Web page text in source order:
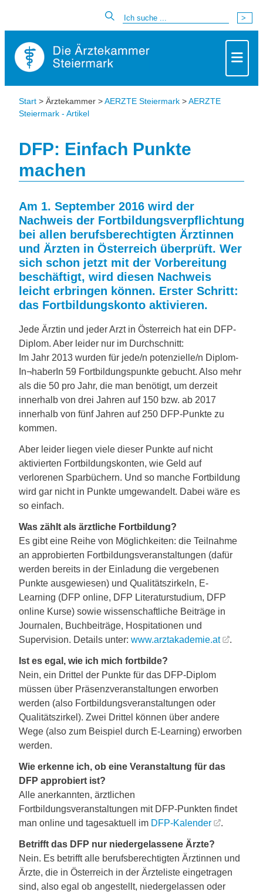
Start > Ärztekammer >AERZTE Steiermark >AERZTE
Steiermark - Artikel
DFP: Einfach Punkte
machen
Am 1. September 2016 wird der
Nachweis der Fortbildungsverpflichtung
bei allen berufsberechtigten Ärztinnen
und Ärzten in Österreich überprüft. Wer
sich schon jetzt mit der Vorbereitung
beschäftigt, wird diesen Nachweis
leicht erbringen können. Erster Schritt:
das Fortbildungskonto aktivieren.
Jede Ärztin und jeder Arzt in Österreich hat ein DFP-
Diplom. Aber leider nur im Durchschnitt:
Im Jahr 2013 wurden für jede/n potenzielle/n Diplom-
In¬haberIn 59 Fortbildungspunkte gebucht. Also mehr
als die 50 pro Jahr, die man benötigt, um derzeit
innerhalb von drei Jahren auf 150 bzw. ab 2017
innerhalb von fünf Jahren auf 250 DFP-Punkte zu
kommen.
Aber leider liegen viele dieser Punkte auf nicht
aktivierten Fortbildungskonten, wie Geld auf
verlorenen Sparbüchern. Und so manche Fortbildung
wird gar nicht in Punkte umgewandelt. Dabei wäre es
so einfach.
Was zählt als ärztliche Fortbildung?
Es gibt eine Reihe von Möglichkeiten: die Teilnahme
an approbierten Fortbildungsveranstaltungen (dafür
werden bereits in der Einladung die vergebenen
Punkte ausgewiesen) und Qualitätszirkeln, E-
Learning (DFP online, DFP Literaturstudium, DFP
online Kurse) sowie wissenschaftliche Beiträge in
Journalen, Buchbeiträge, Hospitationen und
Supervision. Details unter: www.arztakademie.at .
Ist es egal, wie ich mich fortbilde?
Nein, ein Drittel der Punkte für das DFP-Diplom
müssen über Präsenzveranstaltungen erworben
werden (also Fortbildungsveranstaltungen oder
Qualitätszirkel). Zwei Drittel können über andere
Wege (also zum Beispiel durch E-Learning) erworben
werden.
Wie erkenne ich, ob eine Veranstaltung für das
DFP approbiert ist?
Alle anerkannten, ärztlichen
Fortbildungsveranstaltungen mit DFP-Punkten findet
man online und tagesaktuell im DFP-Kalender .
Betrifft das DFP nur niedergelassene Ärzte?
Nein. Es betrifft alle berufsberechtigten Ärztinnen und
Ärzte, die in Österreich in der Ärzteliste eingetragen
sind, also egal ob angestellt, niedergelassen oder